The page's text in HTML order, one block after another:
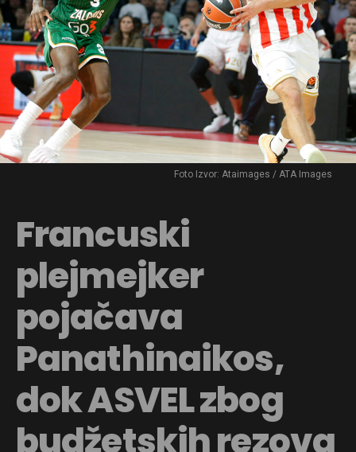
Foto Izvor: Ataimages / ATA Images
Francuski
plejmejker
pojačava
Panathinaikos,
dok ASVEL zbog
budžetskih rezova